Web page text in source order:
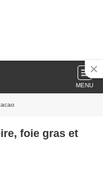
MENU
foie gras et